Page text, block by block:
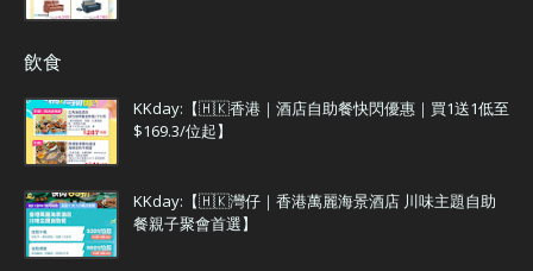
飲食
KKday:【🇭🇰香港｜酒店自助餐快閃優惠｜買1送1低至
$169.3/位起】
KKday:【🇭🇰灣仔｜香港萬麗海景酒店 川味主題自助
餐親子聚會首選】